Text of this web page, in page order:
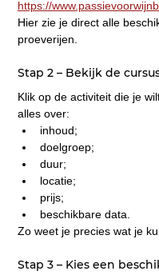
https://
Hier zie je direct alle
proeverijen.
Stap 2 – Bekijk de
Klik op de activiteit die je
alles over:
inhoud;
doelgroep;
duur;
locatie;
prijs;
beschikbare data.
Zo weet je precies wat je
Stap 3 – Kies een